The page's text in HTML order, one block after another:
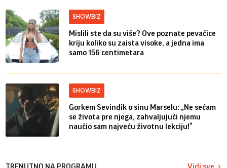
SHOWBIZ
Mislili ste da su više? Ove poznate pevačice
kriju koliko su zaista visoke, a jedna ima
samo 156 centimetara
SHOWBIZ
Gorkem Sevindik o sinu Marselu: „Ne sećam
se života pre njega, zahvaljujući njemu
naučio sam najveću životnu lekciju!“
TRENUTNO NA PROGRAMU Vidi sve